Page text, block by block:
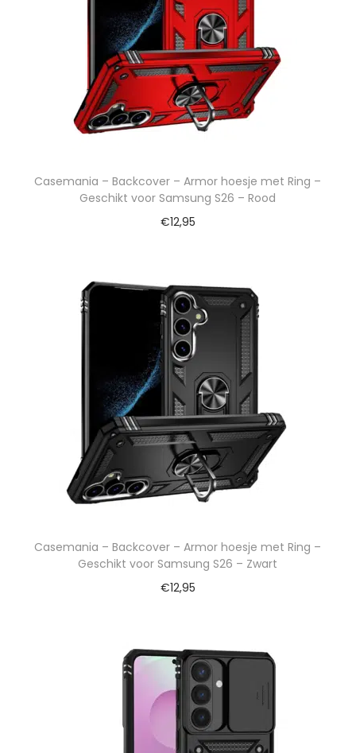
Casemania – Backcover – Armor hoesje met Ring –
Geschikt voor Samsung S26 – Rood
€12,95
Casemania – Backcover – Armor hoesje met Ring –
Geschikt voor Samsung S26 – Zwart
€12,95